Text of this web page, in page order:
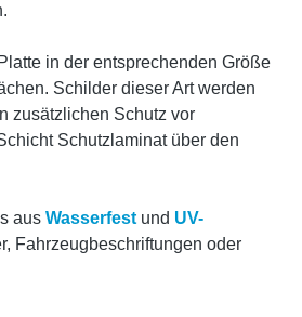
in der entsprechenden Größe
Schilder dieser Art werden
zusätzlichen Schutz vor
Schutzlaminat über den
aus Wasserfest und UV-
Fahrzeugbeschriftungen oder